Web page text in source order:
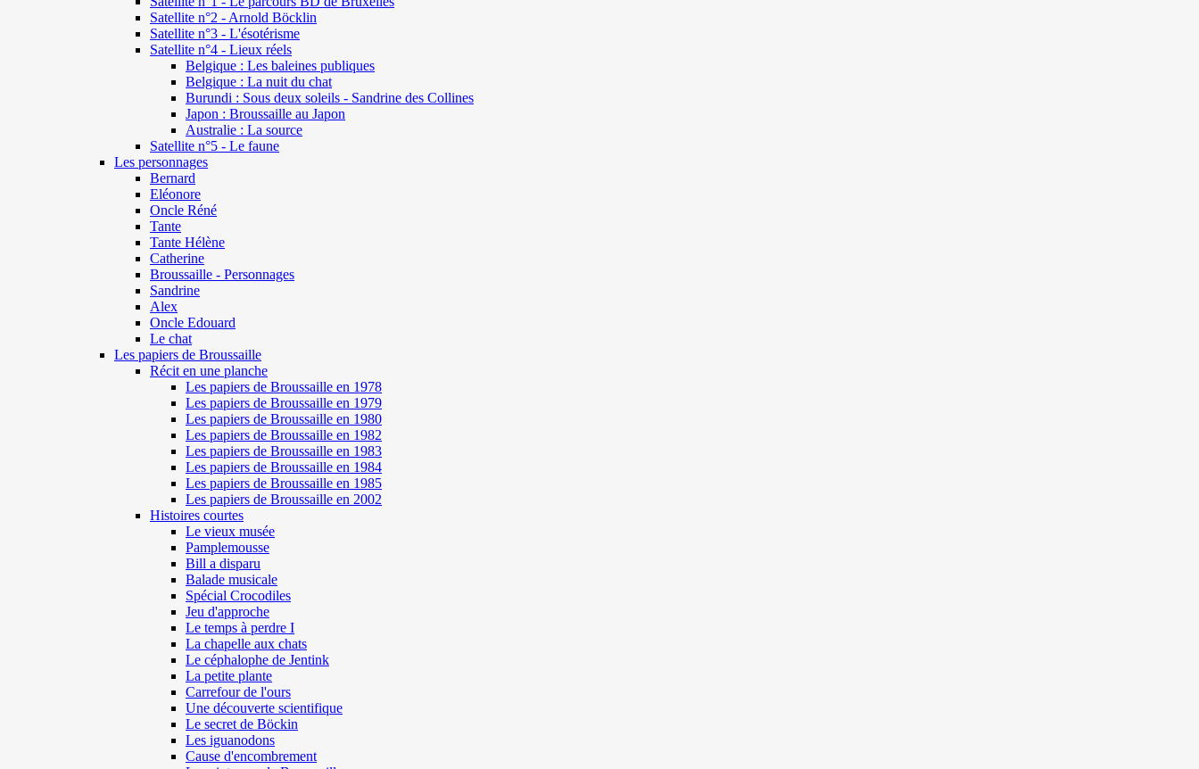
Satellite n°2 - Arnold Böcklin
Satellite n°3 - L'ésotérisme
Satellite n°4 - Lieux réels
Belgique : Les baleines publiques
Belgique : La nuit du chat
Burundi : Sous deux soleils - Sandrine des Collines
Japon : Broussaille au Japon
Australie : La source
Satellite n°5 - Le faune
Les personnages
Bernard
Eléonore
Oncle Réné
Tante
Tante Hélène
Catherine
Broussaille - Personnages
Sandrine
Alex
Oncle Edouard
Le chat
Les papiers de Broussaille
Récit en une planche
Les papiers de Broussaille en 1978
Les papiers de Broussaille en 1979
Les papiers de Broussaille en 1980
Les papiers de Broussaille en 1982
Les papiers de Broussaille en 1983
Les papiers de Broussaille en 1984
Les papiers de Broussaille en 1985
Les papiers de Broussaille en 2002
Histoires courtes
Le vieux musée
Pamplemousse
Bill a disparu
Balade musicale
Spécial Crocodiles
Jeu d'approche
Le temps à perdre I
La chapelle aux chats
Le céphalophe de Jentink
La petite plante
Carrefour de l'ours
Une découverte scientifique
Le secret de Böckin
Les iguanodons
Cause d'encombrement